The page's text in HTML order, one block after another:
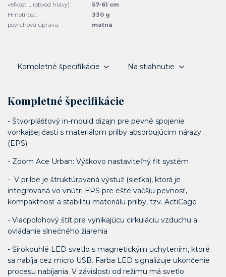
veľkosť L (obvod hlavy):
57-61 cm
Hmotnosť:
330 g
povrchová úprava:
matná
Kompletné špecifikácie Na stiahnutie
Kompletné špecifikácie
- Štvorplášťový in-mould dizajn pre pevné spojenie
vonkajšej časti s materiálom prilby absorbujúcim nárazy
(EPS)
- Zoom Ace Urban: Výškovo nastaviteľný fit systém
- V prilbe je štruktúrovaná výstuž (sieťka), ktorá je
integrovaná vo vnútri EPS pre ešte väčšiu pevnosť,
kompaktnosť a stabilitu materiálu prilby, tzv. ActiCage
- Viacpolohový štít pre vynikajúcu cirkuláciu vzduchu a
ovládanie slnečného žiarenia
- Širokouhlé LED svetlo s magnetickým uchytením, ktoré
sa nabíja cez micro USB. Farba LED signalizuje ukončenie
procesu nabíjania. V závislosti od režimu má svetlo